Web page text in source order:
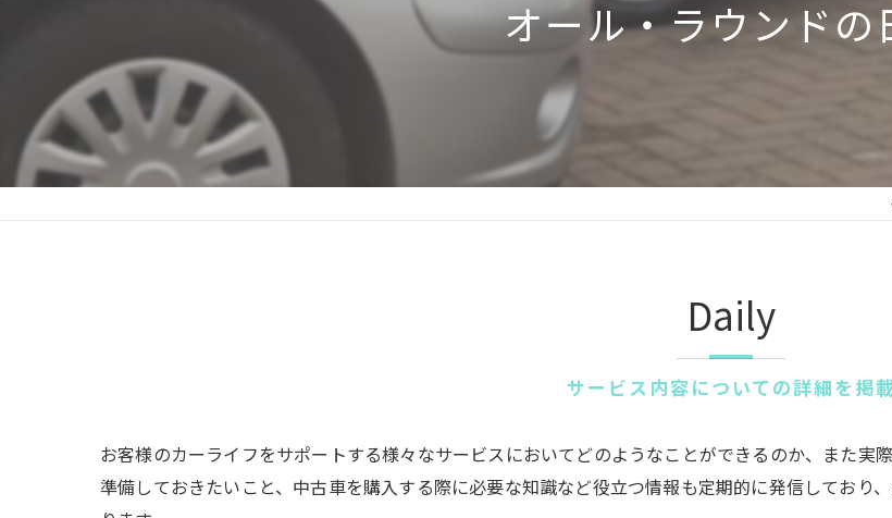
オール・ラウンドの
Daily
サービス内容についての詳細を掲
お客様のカーライフをサポートする様々なサービスにおいてどのようなことができるのか、また実
準備しておきたいこと、中古車を購入する際に必要な知識など役立つ情報も定期的に発信しており